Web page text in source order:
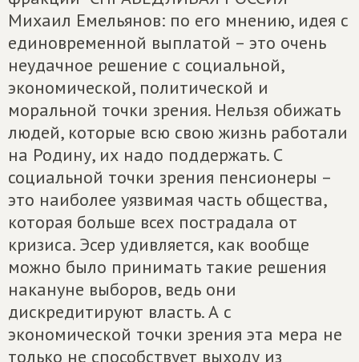
Михаил Емельянов: по его мнению, идея с
единовременной выплатой – это очень
неудачное решение с социальной,
экономической, политической и
моральной точки зрения. Нельзя обижать
людей, которые всю свою жизнь работали
на Родину, их надо поддержать. С
социальной точки зрения пенсионеры –
это наиболее уязвимая часть общества,
которая больше всех пострадала от
кризиса. Эсер удивляется, как вообще
можно было принимать такие решения
накануне выборов, ведь они
дискредитируют власть. А с
экономической точки зрения эта мера не
только не способствует выходу из